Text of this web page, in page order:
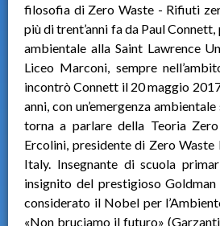
filosofia di Zero Waste - Rifiuti
più di trent’anni fa da Paul
ambientale alla Saint Lawrence
Liceo Marconi, sempre
incontrò Connett il 20 maggio
anni, con un’emergenza
torna a parlare della Teoria
Ercolini, presidente di Zero Waste
Italy. Insegnante di scuola
insignito del prestigioso Goldman
considerato il Nobel per
«Non bruciamo il futuro»